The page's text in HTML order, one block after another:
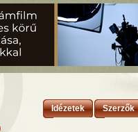
Idézetek Szerzők